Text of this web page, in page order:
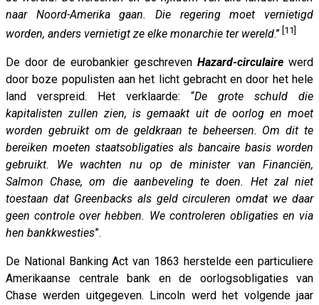
naar Noord-Amerika gaan. Die regering moet vernietigd
worden, anders vernietigt ze elke monarchie ter wereld.” [11]
De door de eurobankier geschreven Hazard-circulaire werd
door boze populisten aan het licht gebracht en door het hele
land verspreid. Het verklaarde: “De grote schuld die
kapitalisten zullen zien, is gemaakt uit de oorlog en moet
worden gebruikt om de geldkraan te beheersen. Om dit te
bereiken moeten staatsobligaties als bancaire basis worden
gebruikt. We wachten nu op de minister van Financiën,
Salmon Chase, om die aanbeveling te doen. Het zal niet
toestaan ​​dat Greenbacks als geld circuleren omdat we daar
geen controle over hebben. We controleren obligaties en via
hen bankkwesties”.
De National Banking Act van 1863 herstelde een particuliere
Amerikaanse centrale bank en de oorlogsobligaties van
Chase werden uitgegeven. Lincoln werd het volgende jaar